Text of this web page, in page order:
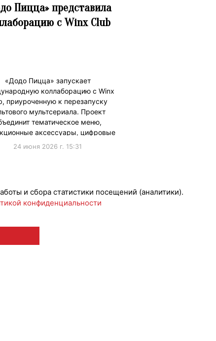
Пицца» представила
с Winx Club
«Додо Пицца» запускает
коллаборацию с Winx
приуроченную к перезапуску
мультсериала. Проект
тематическое меню,
аксессуары, цифровые
…
24 июня 2026 г. 15:31
и сбора статистики посещений (аналитики).
конфиденциальности